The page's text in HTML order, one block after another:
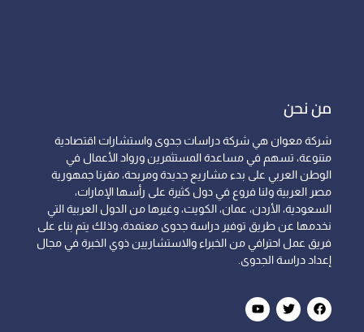
من نحن
شركة معوان هي شركة دراسات جدوى واستشارات اقتصادية
متنوعة، تسهم في مساعدة المستثمرين ورواد الأعمال في
الوطن العربي على بدء مشاريع جديدة ومربحة، مقرنا جمهورية
مصر العربية ولنا فروع في دول كثيرة على رأسها الإمارات،
السعودية، الأردن، عمان، الكويت، وغيرها من الدول العربية التي
نخدمها عن طريق توفير دراسة جدوى معتمدة، وذلك يتم بناء على
فريق عمل احترافي من الخبراء والاستشاريين ذوي الخبرة في مجال
إعداد دراسة الجدوى.